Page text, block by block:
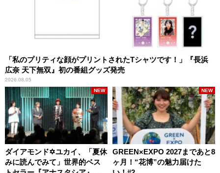
「私のプリティな顔がプリントされたTシャツです！」『長浜
広奈 天下無双』初の番組グッズ発売
2026.08.05
ダイアモンド✡ユカイ、「夏休
みに読んでみて」世界的ベス
NEW
GREEN×EXPO 2027まであと8
ヶ月！“花博”の魅力届けた
NEW